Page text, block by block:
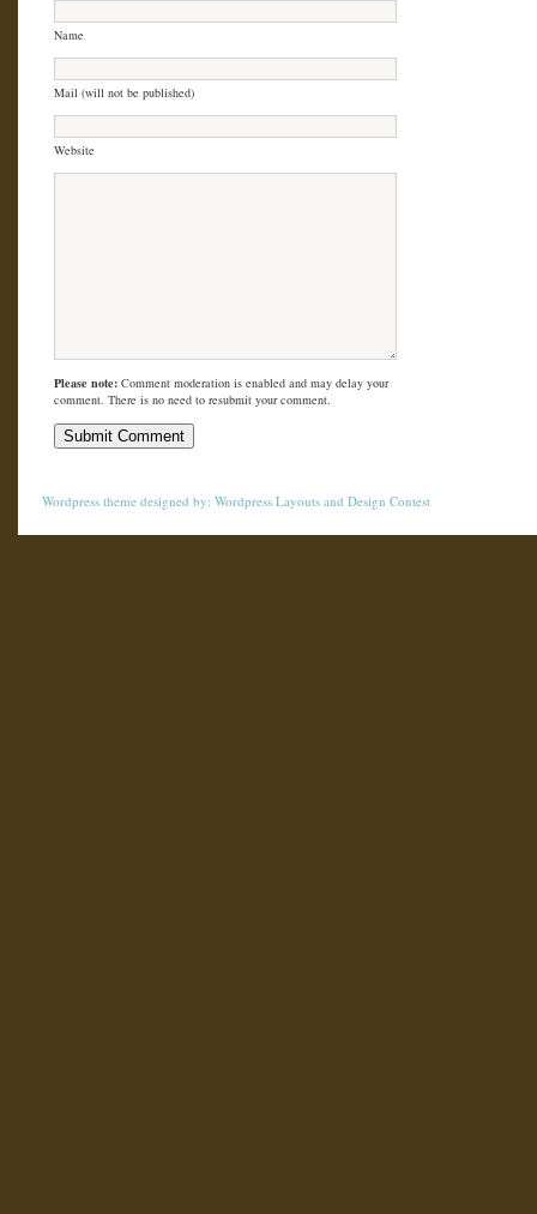
Name
Mail (will not be published)
Website
Please note: Comment moderation is enabled and may delay your
comment. There is no need to resubmit your comment.
Wordpress theme designed by: Wordpress Layouts and Design Contest